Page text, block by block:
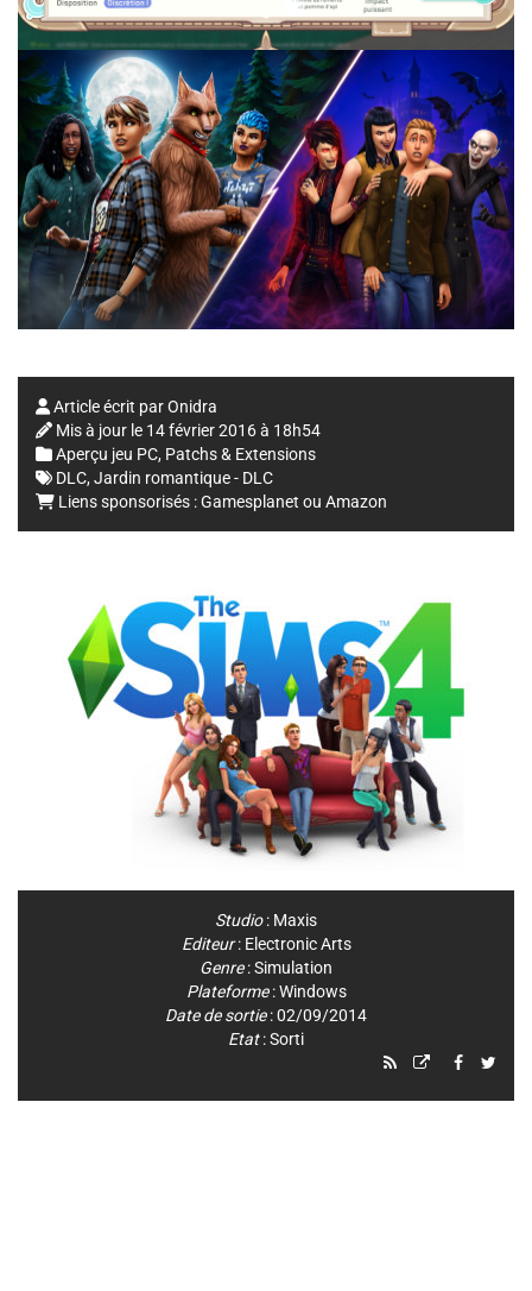
Article écrit parOnidra
Mis à jour le 14 février 2016 à 18h54
Aperçu jeu PC, Patchs & Extensions
DLC, Jardin romantique - DLC
Liens sponsorisés :Gamesplanet ou Amazon
Studio: Maxis
Editeur: Electronic Arts
Genre:Simulation
Plateforme:Windows
Date de sortie: 02/09/2014
Etat: Sorti